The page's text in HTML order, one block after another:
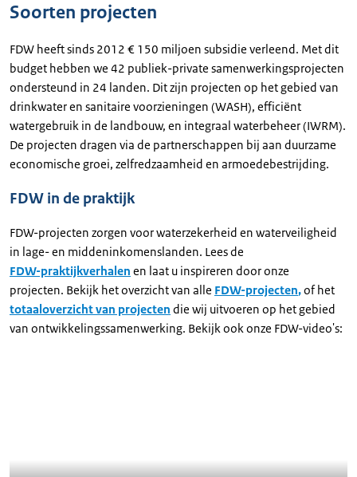
Soorten projecten
FDW heeft sinds 2012 € 150 miljoen subsidie verleend. Met dit
budget hebben we 42 publiek-private samenwerkingsprojecten
ondersteund in 24 landen. Dit zijn projecten op het gebied van
drinkwater en sanitaire voorzieningen (WASH), efficiënt
watergebruik in de landbouw, en integraal waterbeheer (IWRM).
De projecten dragen via de partnerschappen bij aan duurzame
economische groei, zelfredzaamheid en armoedebestrijding.
FDW in de praktijk
FDW-projecten zorgen voor waterzekerheid en waterveiligheid
in lage- en middeninkomenslanden. Lees de
FDW-praktijkverhalen en laat u inspireren door onze
projecten. Bekijk het overzicht van alle FDW-projecten,of het
totaaloverzicht van projecten die wij uitvoeren op het gebied
van ontwikkelingssamenwerking. Bekijk ook onze FDW-video's: